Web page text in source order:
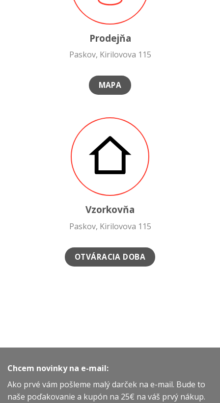
Prodejňa
Paskov, Kirilovova 115
MAPA
Vzorkovňa
Paskov, Kirilovova 115
OTVÁRACIA DOBA
Chcem novinky na e-mail:
Ako prvé vám pošleme malý darček na e-mail. Bude to
naše poďakovanie a kupón na 25€ na váš prvý nákup.